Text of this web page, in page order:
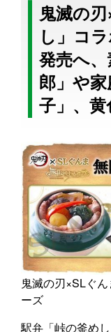
鬼滅の
し」コ
発売へ
郎」や
子」、
鬼滅の刃×SLぐ
ーズ
駅弁「峠の釜め